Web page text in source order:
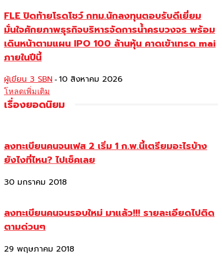
FLE ปิดท้ายโรดโชว์ กทม.นักลงทุนตอบรับดีเยี่ยม
มั่นใจศักยภาพธุรกิจบริหารจัดการน้ำครบวงจร พร้อม
เดินหน้าตามแผน IPO 100 ล้านหุ้น คาดเข้าเทรด mai
ภายในปีนี้
ผู้เขียน 3 SBN - 10 สิงหาคม 2026
โหลดเพิ่มเติม
เรื่องยอดนิยม
ลงทะเบียนคนจนเฟส 2 เริ่ม 1 ก.พ.นี้เตรียมอะไรบ้าง
ยังไงที่ไหน? ไปเช็คเลย
30 มกราคม 2018
ลงทะเบียนคนจนรอบใหม่ มาแล้ว!!! รายละเอียดไปติด
ตามด่วนๆ
29 พฤษภาคม 2018